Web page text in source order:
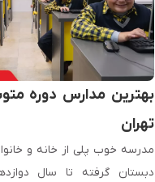
تهران
مدرسه خوب پلی از خانه و
دبستان گرفته تا سال